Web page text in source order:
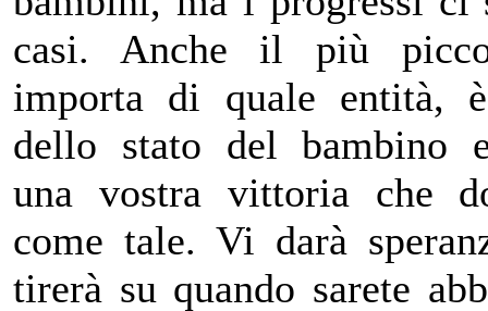
casi. Anche il più
importa di quale entità,
dello stato del bambino e
una vostra vittoria che
come tale. Vi darà
tirerà su quando sarete